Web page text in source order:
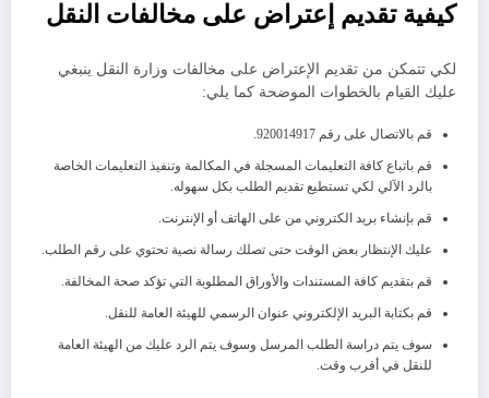
كيفية تقديم إعتراض على مخالفات النقل
لكي تتمكن من تقديم الإعتراض على مخالفات وزارة النقل ينبغي
عليك القيام بالخطوات الموضحة كما يلي:
قم بالاتصال على رقم 920014917.
قم باتباع كافة التعليمات المسجلة في المكالمة وتنفيذ التعليمات الخاصة
بالرد الآلي لكي تستطيع تقديم الطلب بكل سهوله.
قم بإنشاء بريد الكتروني من على الهاتف أو الإنترنت.
عليك الإنتظار بعض الوقت حتى تصلك رسالة نصية تحتوي على رقم الطلب.
قم بتقديم كافة المستندات والأوراق المطلوبة التي تؤكد صحة المخالفة.
قم بكتابة البريد الإلكتروني عنوان الرسمي للهيئة العامة للنقل.
سوف يتم دراسة الطلب المرسل وسوف يتم الرد عليك من الهيئة العامة
للنقل في أقرب وقت.